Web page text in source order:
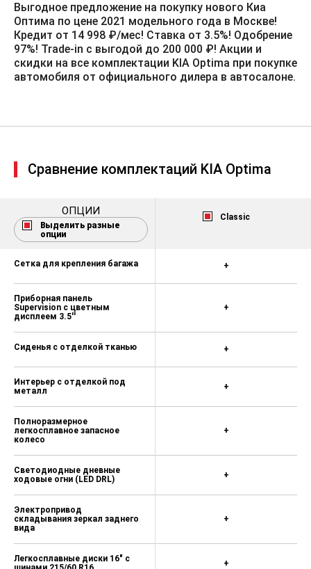
Выгодное предложение на покупку нового Киа
Оптима по цене 2021 модельного года в Москве!
Кредит от 14 998 ₽/мес! Ставка от 3.5%!️ Одобрение
97%! Trade-in с выгодой до 200 000 ₽! Акции и
скидки на все комплектации KIA Optima при покупке
автомобиля от официального дилера в автосалоне.
Сравнение комплектаций KIA Optima
ОПЦИИ
Выделить разные
опции
Classic
Сетка для крепления багажа
Приборная панель
Supervision c цветным
дисплеем 3.5''
Сиденья с отделкой тканью
Интерьер с отделкой под
металл
Полноразмерное
легкосплавное запасное
колесо
Светодиодные дневные
ходовые огни (LED DRL)
Электропривод
складывания зеркал заднего
вида
Легкосплавные диски 16" с
+
+
+
+
+
+
+
+